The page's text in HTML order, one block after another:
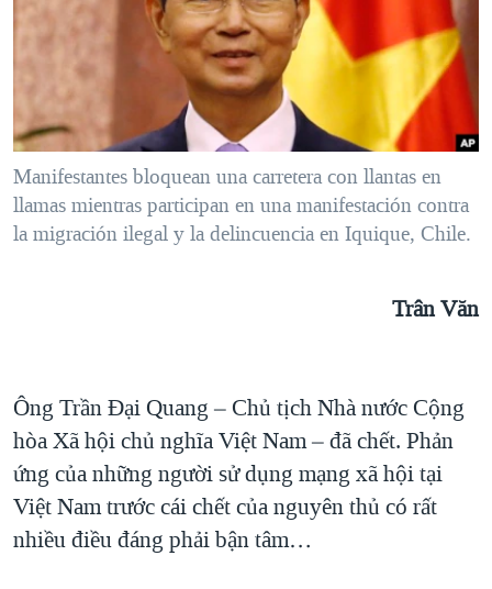
"Tìm"NGƯỜI VIỆT HẢI NGOẠI
ĐỜI SỐNG
KINH TẾ
KHOA HỌC
SỨC KHOẺ
HÀNH TRÌNH BẦU CỬ 2024
MỘT NĂM CHIẾN TRANH TẠI DẢI GAZA
GIẢI MÃ VÀNH ĐAI & CON ĐƯỜNG
TRỊNH VĨNH BÌNH - NGƯỜI HẠ 'BÊN THẮNG CUỘC'
GROUND ZERO – XƯA VÀ NAY
TRỊNH VĨNH BÌNH VS. CHÍNH PHỦ VIỆT NAM
NGƯ DÂN VIỆT VÀ LÀN SÓNG TRỘM HẢI SÂM
BÊN KIA QUỐC LỘ: TIẾNG VỌNG TỪ NÔNG THÔN MỸ
QUAN HỆ VIỆT MỸ
VIDEO
NGHE
MẠNG XÃ HỘI
Ngôn ngữ khác
Manifestantes bloquean una carretera con llantas en
llamas mientras participan en una manifestación contra
la migración ilegal y la delincuencia en Iquique, Chile.
Trân Văn
Ông Trần Đại Quang – Chủ tịch Nhà nước Cộng
hòa Xã hội chủ nghĩa Việt Nam – đã chết. Phản
ứng của những người sử dụng mạng xã hội tại
Việt Nam trước cái chết của nguyên thủ có rất
nhiều điều đáng phải bận tâm…